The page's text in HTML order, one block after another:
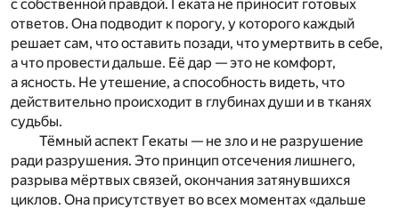
с собственной правдой. Геката не приносит готовых
ответов. Она подводит к порогу, у которого каждый
решает сам, что оставить позади, что умертвить в себе,
а что провести дальше. Её дар — это не комфорт,
а ясность. Не утешение, а способность видеть, что
действительно происходит в глубинах души и в тканях
судьбы.
Тёмный аспект Гекаты — не зло и не разрушение
ради разрушения. Это принцип отсечения лишнего,
разрыва мёртвых связей, окончания затянувшихся
циклов. Она присутствует во всех моментах «дальше